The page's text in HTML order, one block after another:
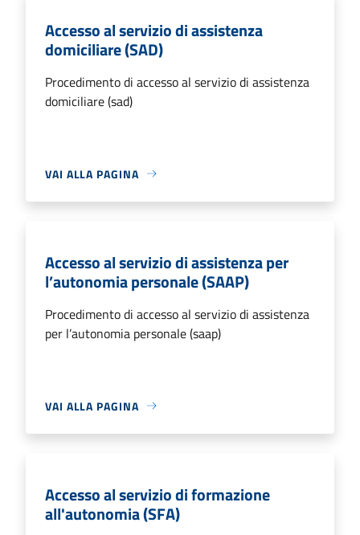
Accesso al servizio di assistenza
domiciliare (SAD)
Procedimento di accesso al servizio di assistenza
domiciliare (sad)
VAI ALLA PAGINA
Accesso al servizio di assistenza per
l’autonomia personale (SAAP)
Procedimento di accesso al servizio di assistenza
per l’autonomia personale (saap)
VAI ALLA PAGINA
Accesso al servizio di formazione
all'autonomia (SFA)